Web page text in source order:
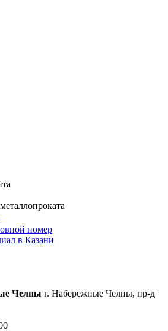
номер
в Казани
Челны г. Набережные Челны, пр-д